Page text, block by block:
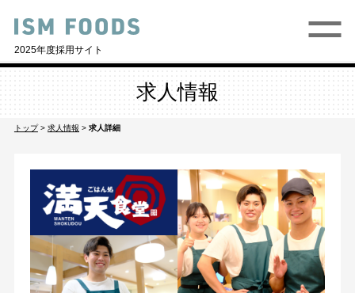
2025年度採用サイト
求人情報
トップ> 求人情報 > 求人詳細